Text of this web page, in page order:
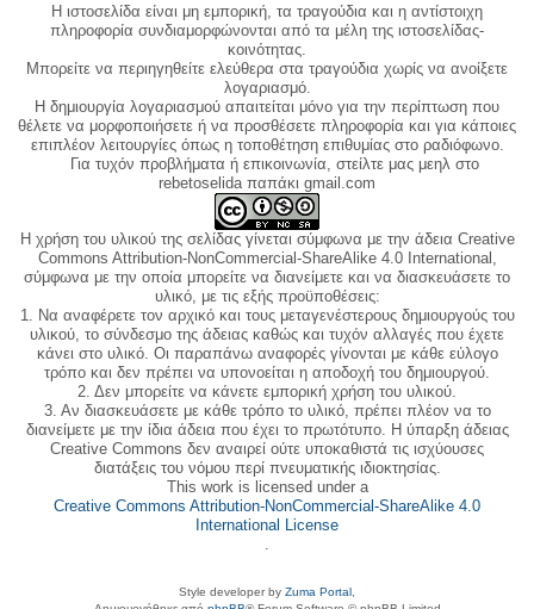
Η ιστοσελίδα είναι μη εμπορική, τα τραγούδια και η αντίστοιχη
πληροφορία συνδιαμορφώνονται από τα μέλη της ιστοσελίδας-
κοινότητας.
Μπορείτε να περιηγηθείτε ελεύθερα στα τραγούδια χωρίς να ανοίξετε
λογαριασμό.
Η δημιουργία λογαριασμού απαιτείται μόνο για την περίπτωση που
θέλετε να μορφοποιήσετε ή να προσθέσετε πληροφορία και για κάποιες
επιπλέον λειτουργίες όπως η τοποθέτηση επιθυμίας στο ραδιόφωνο.
Για τυχόν προβλήματα ή επικοινωνία, στείλτε μας μεηλ στο
rebetoselida παπάκι gmail.com
Η χρήση του υλικού της σελίδας γίνεται σύμφωνα με την άδεια Creative
Commons Attribution-NonCommercial-ShareAlike 4.0 International,
σύμφωνα με την οποία μπορείτε να διανείμετε και να διασκευάσετε το
υλικό, με τις εξής προϋποθέσεις:
1. Να αναφέρετε τον αρχικό και τους μεταγενέστερους δημιουργούς του
υλικού, το σύνδεσμο της άδειας καθώς και τυχόν αλλαγές που έχετε
κάνει στο υλικό. Οι παραπάνω αναφορές γίνονται με κάθε εύλογο
τρόπο και δεν πρέπει να υπονοείται η αποδοχή του δημιουργού.
2. Δεν μπορείτε να κάνετε εμπορική χρήση του υλικού.
3. Αν διασκευάσετε με κάθε τρόπο το υλικό, πρέπει πλέον να το
διανείμετε με την ίδια άδεια που έχει το πρωτότυπο. Η ύπαρξη άδειας
Creative Commons δεν αναιρεί ούτε υποκαθιστά τις ισχύουσες
διατάξεις του νόμου περί πνευματικής ιδιοκτησίας.
This work is licensed under a
Creative Commons Attribution-NonCommercial-ShareAlike 4.0
International License
Style developer by Zuma Portal,